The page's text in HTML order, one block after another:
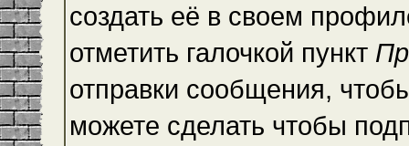
создать её в своем
отметить галочкой пункт
отправки сообщения,
можете сделать чтобы